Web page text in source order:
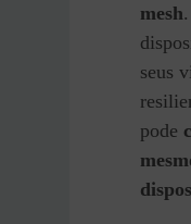
mesh
seus
pode